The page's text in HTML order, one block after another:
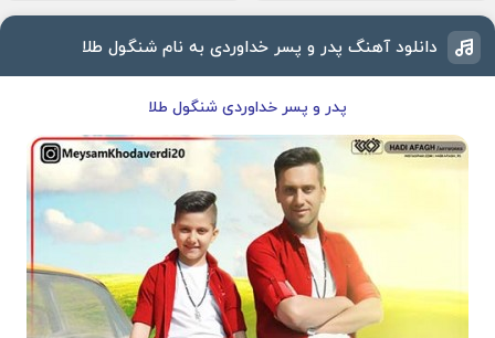
دانلود آهنگ پدر و پسر خداوردی به نام شنگول طلا
پدر و پسر خداوردی شنگول طلا